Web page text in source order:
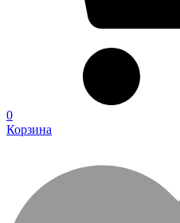
0
Корзина